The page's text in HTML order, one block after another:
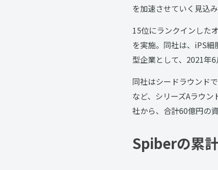
を加速させていく見込み
15位にランクインした
を実施。同社は、iPS
型企業として、2021年6
同社はシードラウンド
など、シリーズAラウ
社から、合計60億円の
Spiberの累